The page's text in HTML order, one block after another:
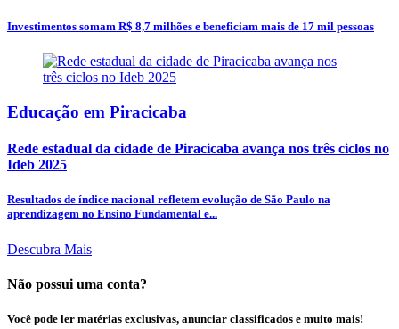
Investimentos somam R$ 8,7 milhões e beneficiam mais de 17 mil pessoas
Educação em Piracicaba
Rede estadual da cidade de Piracicaba avança nos três ciclos no
Ideb 2025
Resultados de índice nacional refletem evolução de São Paulo na
aprendizagem no Ensino Fundamental e...
Descubra Mais
Não possui uma conta?
Você pode ler matérias exclusivas, anunciar classificados e muito mais!